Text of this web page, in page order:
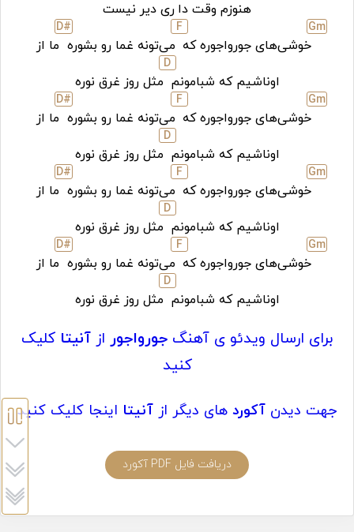
هنوزم وقت دا ری دیر نیست
Gm
خوشی‌‌های جورواجوره که
F
می‌تونه غما رو بشوره
D#
ما از
اوناشیم که شبامونم
D
مثل روز غرق نوره
Gm
خوشی‌‌های جورواجوره که
F
می‌تونه غما رو بشوره
D#
ما از
اوناشیم که شبامونم
D
مثل روز غرق نوره
Gm
خوشی‌‌های جورواجوره که
F
می‌تونه غما رو بشوره
D#
ما از
اوناشیم که شبامونم
D
مثل روز غرق نوره
Gm
خوشی‌‌های جورواجوره که
F
می‌تونه غما رو بشوره
D#
ما از
اوناشیم که شبامونم
D
مثل روز غرق نوره
برای ارسال ویدئو ی آهنگ جورواجور از آنیتا کلیک
کنید
جهت دیدن آکورد های دیگر از آنیتا اینجا کلیک کنید
دریافت فایل PDF آکورد